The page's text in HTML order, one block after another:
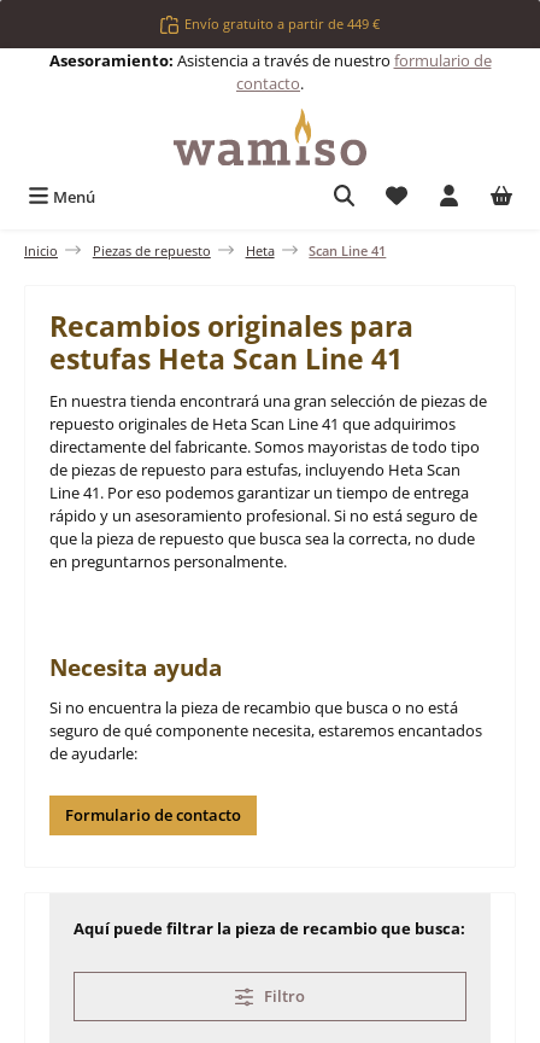
Saltar al contenido principalEnvío gratuito a partir de 449 €
Asesoramiento: Asistencia a través de nuestro formulario de
contacto.
Menú Tienes 0
Inicio Piezas de repuesto Heta Scan Line 41
Recambios originales para
estufas Heta Scan Line 41
En nuestra tienda encontrará una gran selección de piezas de
repuesto originales de Heta Scan Line 41 que adquirimos
directamente del fabricante. Somos mayoristas de todo tipo
de piezas de repuesto para estufas, incluyendo Heta Scan
Line 41. Por eso podemos garantizar un tiempo de entrega
rápido y un asesoramiento profesional. Si no está seguro de
que la pieza de repuesto que busca sea la correcta, no dude
en preguntarnos personalmente.
Necesita ayuda
Si no encuentra la pieza de recambio que busca o no está
seguro de qué componente necesita, estaremos encantados
de ayudarle:
Formulario de contacto
Aquí puede filtrar la pieza de recambio que busca:
Filtro